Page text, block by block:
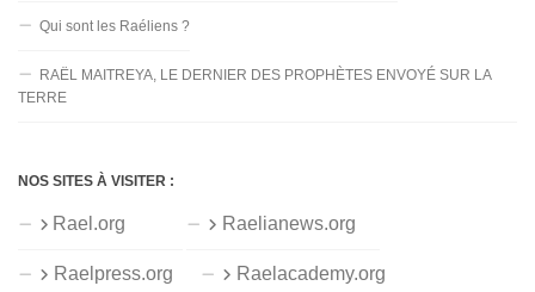
Qui sont les Raéliens ?
RAËL MAITREYA, LE DERNIER DES PROPHÈTES ENVOYÉ SUR LA
TERRE
NOS SITES À VISITER :
Rael.org Raelianews.org
Raelpress.org Raelacademy.org